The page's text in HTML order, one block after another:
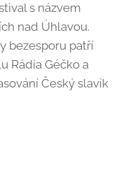
s názvem
nad Úhlavou.
bezesporu patří
Rádia Géčko a
Český slavík